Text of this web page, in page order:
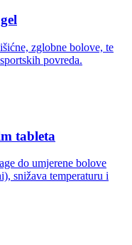
zglobne bolove, te
povreda.
tableta
do umjerene bolove
snižava temperaturu i